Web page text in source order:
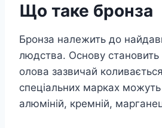
Що таке бронза
Бронза належить до
людства. Основу становить
олова зазвичай
спеціальних марках
алюміній, кремній,